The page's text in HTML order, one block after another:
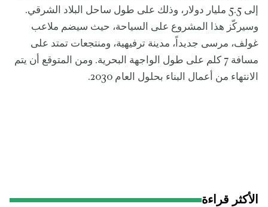
إلى 5.5 مليار دولار، وذلك على طول ساحل البلاد الشرقي.
وسيركّز هذا المشروع على السياحة، حيث سيضم ملاعب
غولف، مرسى جديداً، مدينة ترفيهية، ومنتجعات تمتد على
مسافة 7 كلم على طول الواجهة البحرية. ومن المتوقع أن يتم
الانتهاء من أعمال البناء بحلول العام 2030.
الأكثر قراءة